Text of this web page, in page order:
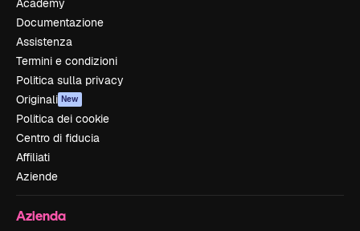
Academy
Documentazione
Assistenza
Termini e condizioni
Politica sulla privacy
Originali New
Politica dei cookie
Centro di fiducia
Affiliati
Aziende
Azienda